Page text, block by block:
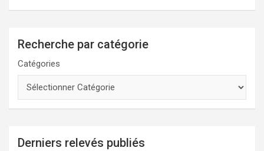
Recherche par catégorie
Catégories
Derniers relevés publiés